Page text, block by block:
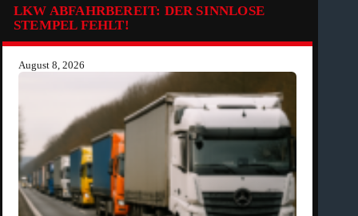
LKW ABFAHRBEREIT: DER SINNLOSE
STEMPEL FEHLT!
August 8, 2026